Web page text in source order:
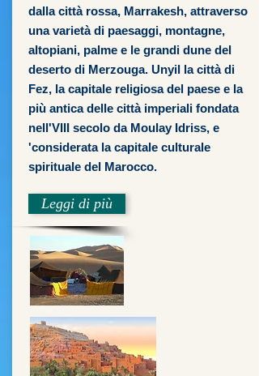
dalla città rossa, Marrakesh, attraverso
una varietà di paesaggi, montagne,
altopiani, palme e le grandi dune del
deserto di Merzouga. Unyil la città di
Fez, la capitale religiosa del paese e la
più antica delle città imperiali fondata
nell'VIII secolo da Moulay Idriss, e
'considerata la capitale culturale
spirituale del Marocco.
Leggi di più